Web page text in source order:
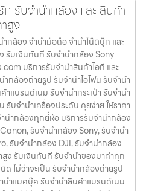
รับจํานํากล้อง และ สินค้า
สูง
กล้อง จำนำมือถือ จำนำโน๊ตบุ๊ก และ
รับเงินทันที รับจำนำกล้อง Sony
บริการรับจํานําสินค้าไอที และ
กล้องถ่ายรูป รับจํานําไอโฟน รับจํานํา
แบรนด์เนม รับจํานํากระเป๋า รับจํานํา
บจํานําเครื่องประดับ คุยง่าย ให้ราคา
นำกล้องทุกยี่ห้อ บริการรับจำนำกล้อง
รับจำนำกล้อง Sony, รับจำนำ
รับจำนำกล้อง DJI, รับจำนำกล้อง
ง รับเงินทันที รับจำนำของมาค่าทุก
ไม่ว่าจะเป็น รับจํานํากล้องถ่ายรูป
นําแมคบุ๊ค รับจํานําสินค้าแบรนด์เนม